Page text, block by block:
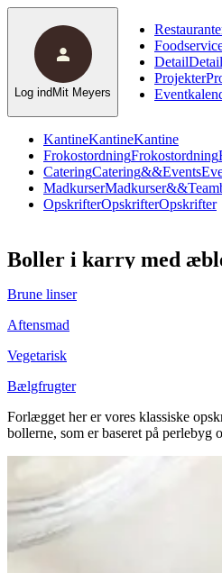
KantineKantineKantine
FrokostordningFrokostordning
CateringCatering&&Events
MadkurserMadkurser&&
OpskrifterOpskrifterOpskrifter
DetailDetail
Projekter
Log ind Mit Meyers
Boller i karry med
Brune linser
Aftensmad
Vegetarisk
Bælgfrugter
Forlægget her er vores klassiske
bollerne, som er baseret på perlebyg